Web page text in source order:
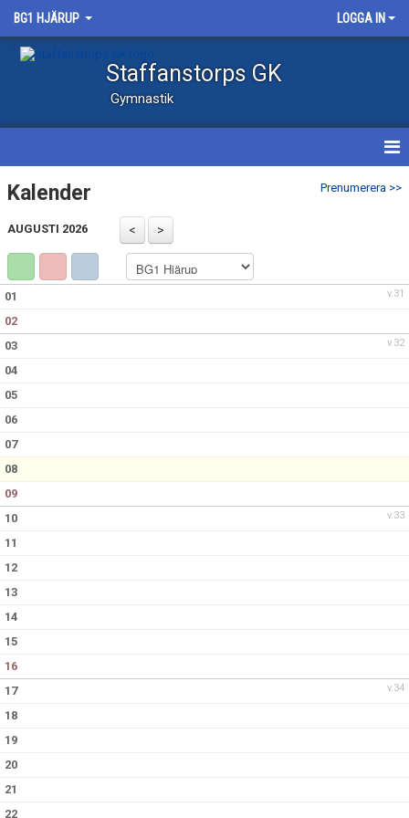
BG1 HJÄRUP LOGGA IN
Staffanstorps GK
Gymnastik
HEM
NYHETER
TRUPPEN
BILDGALLERI
KONTAKT
Prenumerera >>
Kalender
AUGUSTI 2026
v.31
01
02
v.32
03
04
05
06
07
08
09
v.33
10
11
12
13
14
15
16
v.34
17
18
19
20
21
22